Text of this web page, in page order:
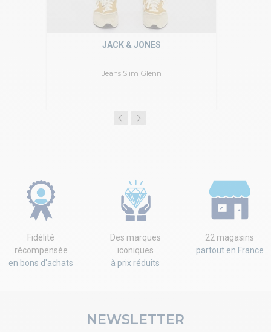
Jeans Slim Glenn
JACK & JONES
Fidélité
récompensée
en bons d'achats
Des marques
iconiques
à prix réduits
22 magasins
partout en France
NEWSLETTER